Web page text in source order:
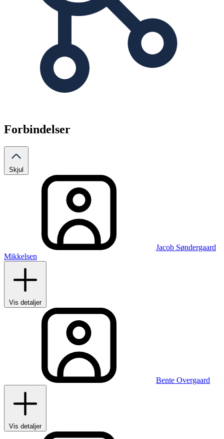
Forbindelser
Skjul
Jacob Søndergaard
Mikkelsen
Vis detaljer
Bente Overgaard
Vis detaljer